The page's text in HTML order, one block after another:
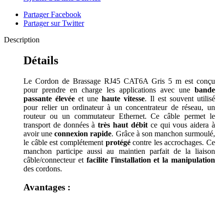
Partager Facebook
Partager sur Twitter
Description
Détails
Le Cordon de Brassage RJ45 CAT6A Gris 5 m est conçu
pour prendre en charge les applications avec une bande
passante élevée et une haute vitesse. Il est souvent utilisé
pour relier un ordinateur à un concentrateur de réseau, un
routeur ou un commutateur Ethernet. Ce câble permet le
transport de données àtrès haut débitce qui vous aidera à
avoir uneconnexion rapide. Grâce à son manchon surmoulé,
le câble est complétement protégécontre les accrochages. Ce
manchon participe aussi au maintien parfait de la liaison
câble/connecteur et facilite l'installation et la manipulation
des cordons.
Avantages :